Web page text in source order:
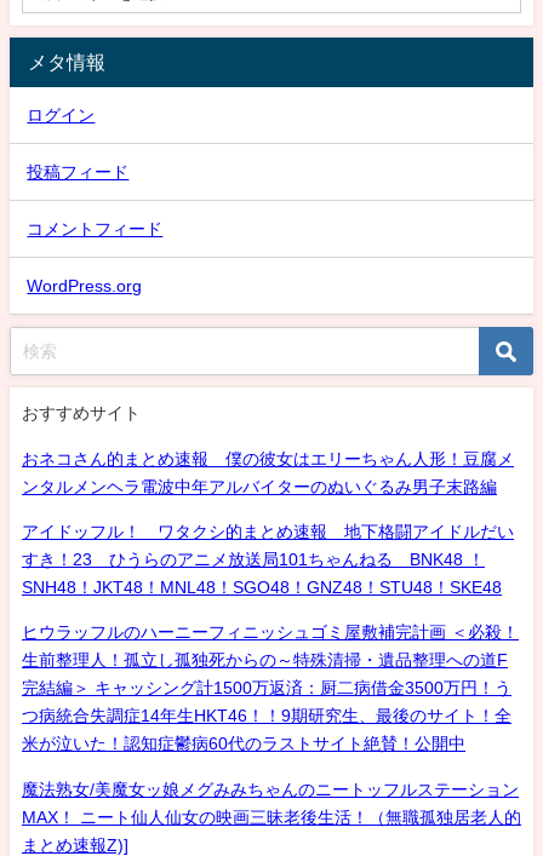
メタ情報
ログイン
投稿フィード
コメントフィード
WordPress.org
おすすめサイト
おネコさん的まとめ速報 僕の彼女はエリーちゃん人形！豆腐メ
ンタルメンヘラ電波中年アルバイターのぬいぐるみ男子末路編
アイドッフル！ ワタクシ的まとめ速報 地下格闘アイドルだい
すき！23 ひうらのアニメ放送局101ちゃんねる BNK48 ！
SNH48！JKT48！MNL48！SGO48！GNZ48！STU48！SKE48
ヒウラッフルのハーニーフィニッシュゴミ屋敷補完計画 ＜必殺！
生前整理人！孤立し孤独死からの～特殊清掃・遺品整理への道F
完結編＞ キャッシング計1500万返済：厨二病借金3500万円！う
つ病統合失調症14年生HKT46！！9期研究生、最後のサイト！全
米が泣いた！認知症鬱病60代のラストサイト絶賛！公開中
魔法熟女/美魔女ッ娘メグみみちゃんのニートッフルステーション
MAX！ ニート仙人仙女の映画三昧老後生活！（無職孤独居老人的
まとめ速報Z)]